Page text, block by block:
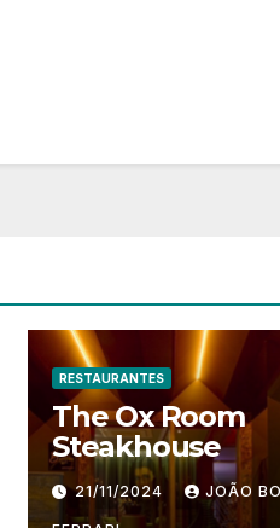
RESTAURANTES
The Ox Room
Steakhouse
21/11/2024 JOÃO